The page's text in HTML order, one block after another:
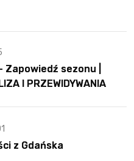
Zapowiedź sezonu |
I PRZEWIDYWANIA
z Gdańska